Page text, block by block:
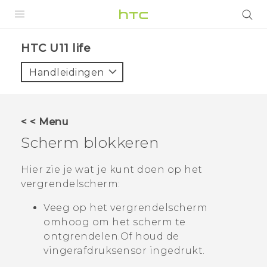
VIVE
HTC Club
SUPPORT
HTC-apparaten & -accessoires
VIVERSE
Aanmelden
HTC U11 life‎
Handleidingen
< < Menu
Scherm blokkeren
Hier zie je wat je kunt doen op het
vergrendelscherm:
Veeg op het vergrendelscherm
omhoog om het scherm te
ontgrendelen.Of houd de
vingerafdruksensor ingedrukt.